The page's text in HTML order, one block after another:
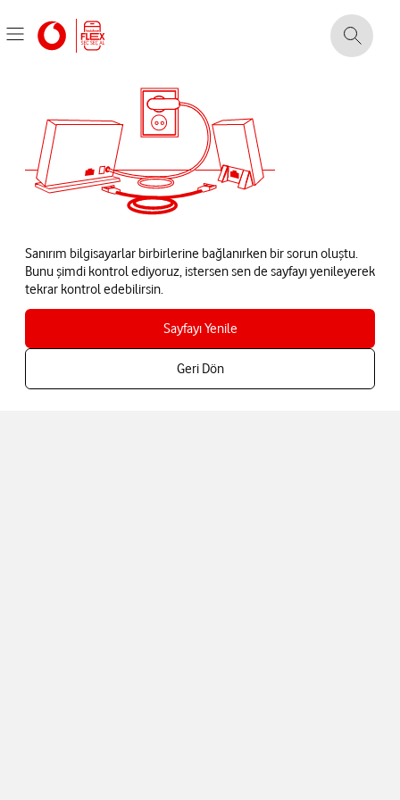
Sanırım bilgisayarlar birbirlerine bağlanırken bir sorun oluştu.
Bunu şimdi kontrol ediyoruz, istersen sen de sayfayı yenileyerek
tekrar kontrol edebilirsin.
Sayfayı Yenile
Geri Dön